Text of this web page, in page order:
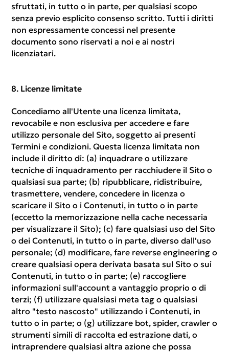
sfruttati, in tutto o in parte, per qualsiasi scopo
senza previo esplicito consenso scritto. Tutti i diritti
non espressamente concessi nel presente
documento sono riservati a noi e ai nostri
licenziatari.
Licenze limitate
Concediamo all'Utente una licenza limitata,
revocabile e non esclusiva per accedere e fare
utilizzo personale del Sito, soggetto ai presenti
Termini e condizioni. Questa licenza limitata non
include il diritto di: (a) inquadrare o utilizzare
tecniche di inquadramento per racchiudere il Sito o
qualsiasi sua parte; (b) ripubblicare, ridistribuire,
trasmettere, vendere, concedere in licenza o
scaricare il Sito o i Contenuti, in tutto o in parte
(eccetto la memorizzazione nella cache necessaria
per visualizzare il Sito); (c) fare qualsiasi uso del Sito
o dei Contenuti, in tutto o in parte, diverso dall'uso
personale; (d) modificare, fare reverse engineering o
creare qualsiasi opera derivata basata sul Sito o sui
Contenuti, in tutto o in parte; (e) raccogliere
informazioni sull'account a vantaggio proprio o di
terzi; (f) utilizzare qualsiasi meta tag o qualsiasi
altro "testo nascosto" utilizzando i Contenuti, in
tutto o in parte; o (g) utilizzare bot, spider, crawler o
strumenti simili di raccolta ed estrazione dati, o
intraprendere qualsiasi altra azione che possa